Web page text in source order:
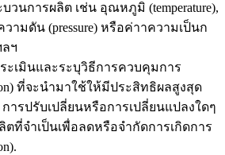
บวนการผลิต เช่น อุณหภูมิ (temperature),
ามดัน (pressure) หรือค่าาความเป็นก
ลฯ
ะเมินและระบุวิธีการควบคุมการ
ที่จะนำมาใช้ให้มีประสิทธิผลสูงสุด
การปรับเปลี่ยนหรือการเปลี่ยนแปลงใดๆ
ตที่จำเป็นเพื่อลดหรือจำกัดการเกิดการ